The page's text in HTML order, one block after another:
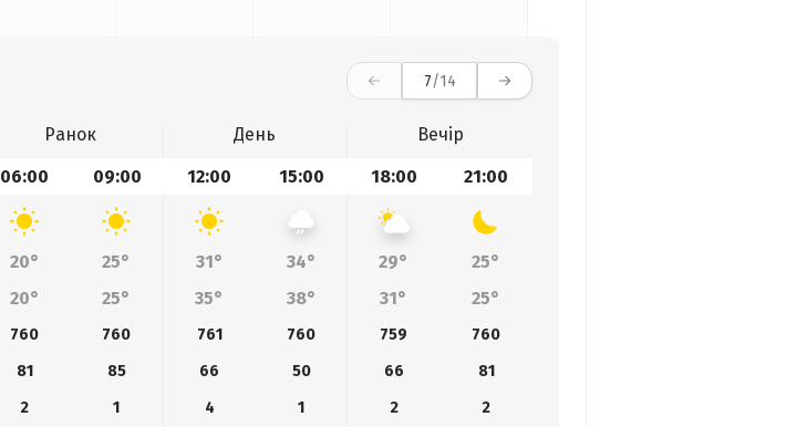
7/14
Ранок День
Вечір
06:00 09:00 12:00 15:00 18:00 21:00
20° 25° 31° 34° 29°
25°
20° 25° 35° 38° 31° 25°
760 760 761 760 759
760
81 85 66 50 66
81
2 1 4 1 2
2